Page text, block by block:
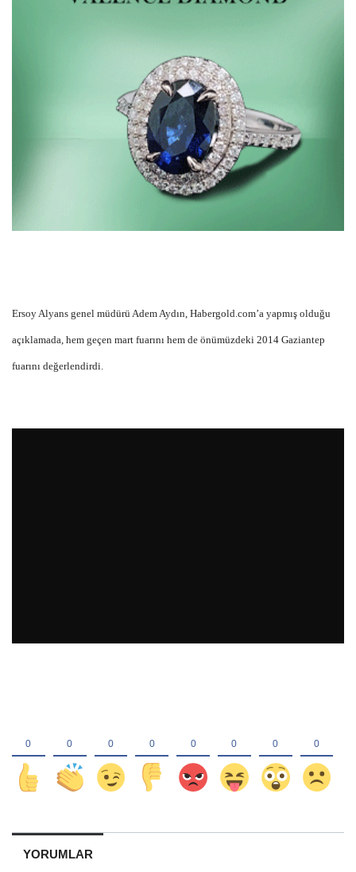
Ersoy Alyans genel müdürü Adem Aydın, Habergold.com’a yapmış olduğu
açıklamada, hem geçen mart fuarını hem de önümüzdeki 2014 Gaziantep
fuarını değerlendirdi.
YORUMLAR